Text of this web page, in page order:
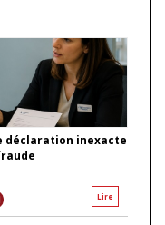
déclaration inexacte
Lire